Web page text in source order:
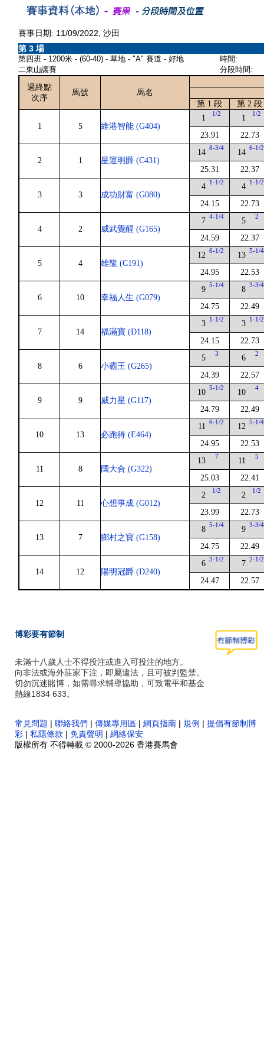
賽事日期: 11/09/2022, 沙田
第 3 場
第四班 - 1200米 - (60-40) - 草地 - "A" 賽道 - 好地
二東山讓賽
時間:
分段時間:
過終點
次序
馬號
馬名
第 1 段
第 2 段
1 5 維港智能 (G404)
1 1/2
23.91
1 1/2
22.73
2 1 星運明爵 (C431)
14 8-3/4
25.31
14 6-1/2
22.37
3 3 成功財富 (G080)
4 1-1/2
24.15
4 1-1/2
22.73
4 2 威武覺醒 (G165)
7 4-1/4
24.59
5 2
22.37
5 4 雄龍 (C191)
12 6-1/2
24.95
13 5-1/4
22.53
6 10 幸福人生 (G079)
9 5-1/4
24.75
8 3-3/4
22.49
7 14 福滿寶 (D118)
3 1-1/2
24.15
3 1-1/2
22.73
8 6 小霸王 (G265)
5 3
24.39
6 2
22.57
9 9 威力星 (G117)
10 5-1/2
24.79
10 4
22.49
10 13 必跑得 (E464)
11 6-1/2
24.95
12 5-1/4
22.53
11 8 國大合 (G322)
13 7
25.03
11 5
22.41
12 11 心想事成 (G012)
2 1/2
23.99
2 1/2
22.73
13 7 鄉村之寶 (G158)
8 5-1/4
24.75
9 3-3/4
22.49
14 12 陽明冠爵 (D240)
6 3-1/2
24.47
7 2-1/2
22.57
博彩要有節制
未滿十八歲人士不得投注或進入可投注的地方。
向非法或海外莊家下注，即屬違法，且可被判監禁。
切勿沉迷賭博，如需尋求輔導協助，可致電平和基金
熱線1834 633。
常見問題 | 聯絡我們 | 傳媒專用區 | 網頁指南 | 規例 | 提倡有節制博
彩 | 私隱條款 | 免責聲明 | 網絡保安
版權所有 不得轉載 © 2000-2026 香港賽馬會